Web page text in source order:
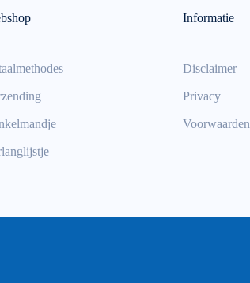
Informatie
Disclaimer
Privacy
Voorwaarden